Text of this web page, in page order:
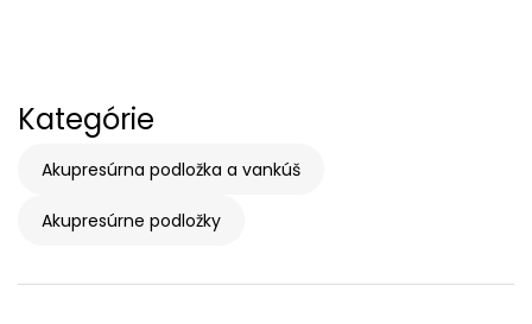
Kategórie
Akupresúrna podložka a vankúš
Akupresúrne podložky